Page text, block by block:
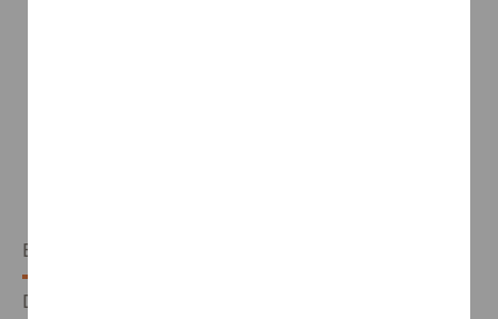
ESPECIFICAÇÕES
DETALHES DO PRODUTO